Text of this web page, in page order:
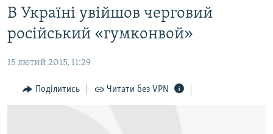
основного
матеріалу
Перейти
до
навігації
Перейти
ВОДА.КРИМ
ВІДЕО ТА ФОТО
ПОЛІТИКА
БЛОГИ
В Україні увійшов черговий
російський «гумконвой»
15 лютий 2015, 11:29
Поділитись Читати без VPN